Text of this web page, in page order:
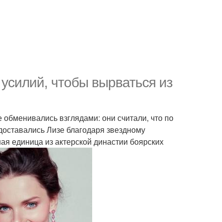
чтобы вырваться из
взглядами: они считали, что по
Лизе благодаря звездному
единица из актерской династии боярских